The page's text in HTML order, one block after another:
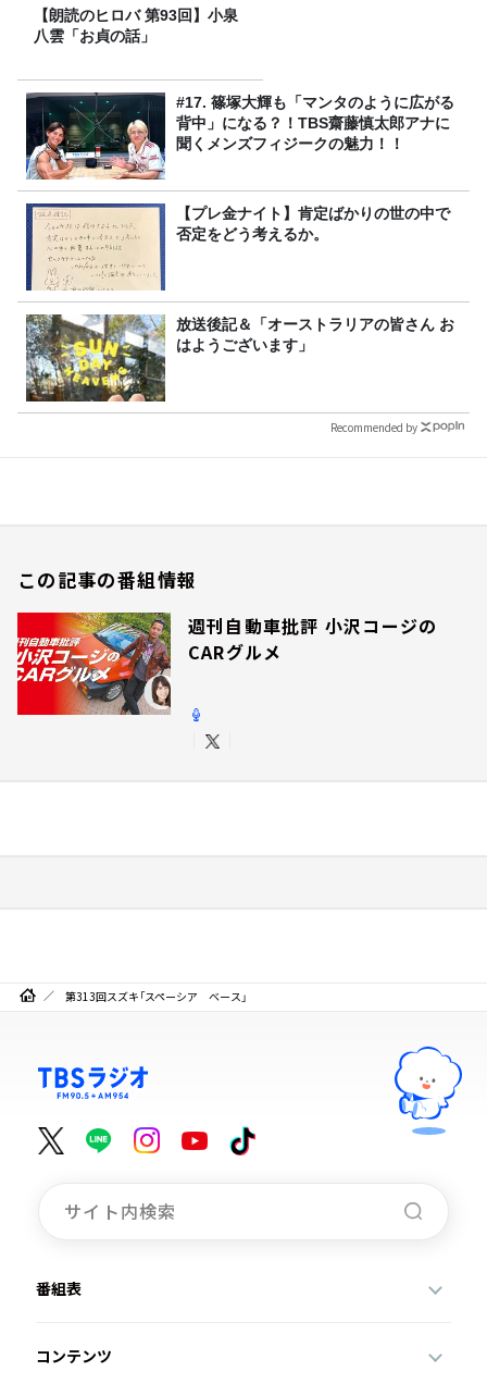
【朗読のヒロバ 第93回】小泉
八雲「お貞の話」
#17. 篠塚大輝も「マンタのように広がる
背中」になる？！TBS齋藤慎太郎アナに
聞くメンズフィジークの魅力！！
【プレ金ナイト】肯定ばかりの世の中で
否定をどう考えるか。
放送後記＆「オーストラリアの皆さん お
はようございます」
Recommended by
この記事の番組情報
週刊自動車批評 小沢コージの
CARグルメ
第313回スズキ「スペーシア ベース」
番組表
コンテンツ